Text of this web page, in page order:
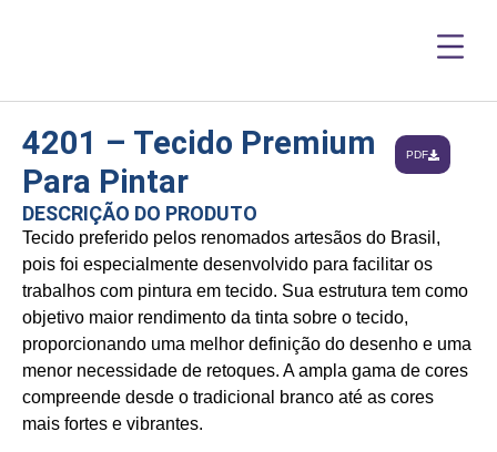
4201 – Tecido Premium
Para Pintar
PDF
DESCRIÇÃO DO PRODUTO
Tecido preferido pelos renomados artesãos do Brasil,
pois foi especialmente desenvolvido para facilitar os
trabalhos com pintura em tecido. Sua estrutura tem como
objetivo maior rendimento da tinta sobre o tecido,
proporcionando uma melhor definição do desenho e uma
menor necessidade de retoques. A ampla gama de cores
compreende desde o tradicional branco até as cores
mais fortes e vibrantes.